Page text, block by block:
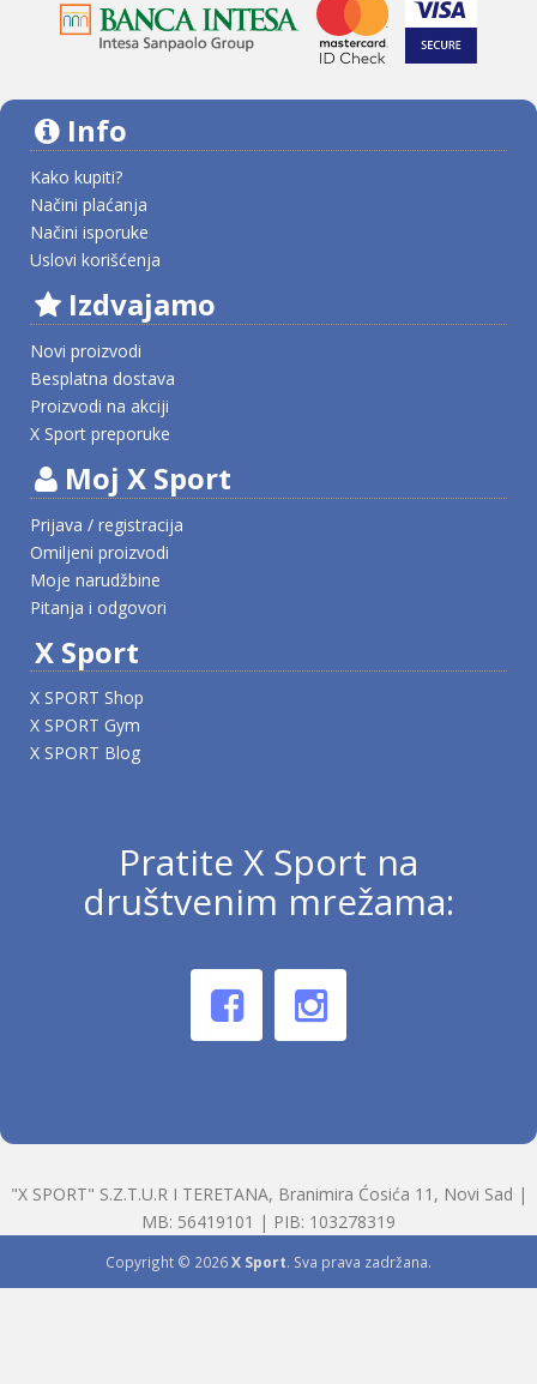
Info
Kako kupiti?
Načini plaćanja
Načini isporuke
Uslovi korišćenja
Izdvajamo
Novi proizvodi
Besplatna dostava
Proizvodi na akciji
X Sport preporuke
Moj X Sport
Prijava / registracija
Omiljeni proizvodi
Moje narudžbine
Pitanja i odgovori
X Sport
X SPORT Shop
X SPORT Gym
X SPORT Blog
Pratite X Sport na
društvenim mrežama:
"X SPORT" S.Z.T.U.R I TERETANA, Branimira Ćosića 11, Novi Sad |
MB: 56419101 | PIB: 103278319
Copyright © 2026X Sport. Sva prava zadržana.